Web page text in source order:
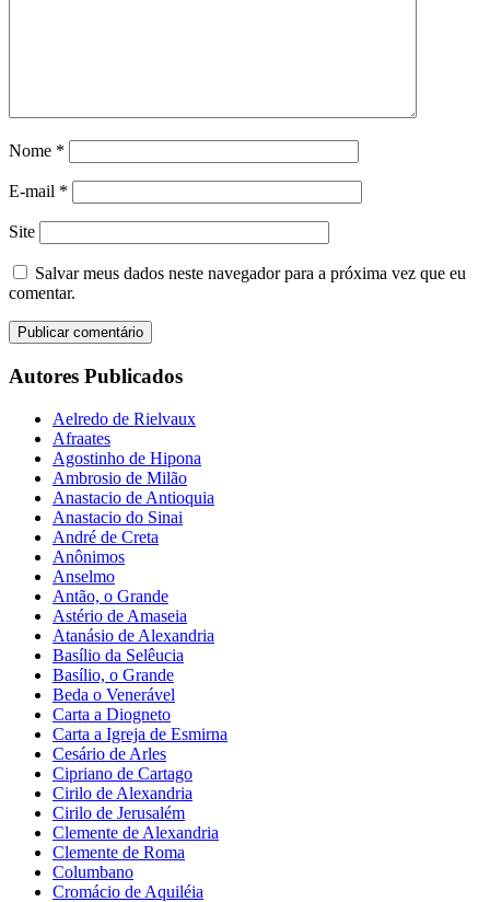
Nome *
E-mail *
Site
Salvar meus dados neste navegador para a próxima vez que eu
comentar.
Autores Publicados
Aelredo de Rielvaux
Afraates
Agostinho de Hipona
Ambrosio de Milão
Anastacio de Antioquia
Anastacio do Sinai
André de Creta
Anônimos
Anselmo
Antão, o Grande
Astério de Amaseia
Atanásio de Alexandria
Basílio da Selêucia
Basílio, o Grande
Beda o Venerável
Carta a Diogneto
Carta a Igreja de Esmirna
Cesário de Arles
Cipriano de Cartago
Cirilo de Alexandria
Cirilo de Jerusalém
Clemente de Alexandria
Clemente de Roma
Columbano
Cromácio de Aquiléia